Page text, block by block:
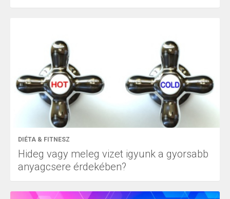
DIÉTA & FITNESZ
Hideg vagy meleg vizet igyunk a gyorsabb
anyagcsere érdekében?